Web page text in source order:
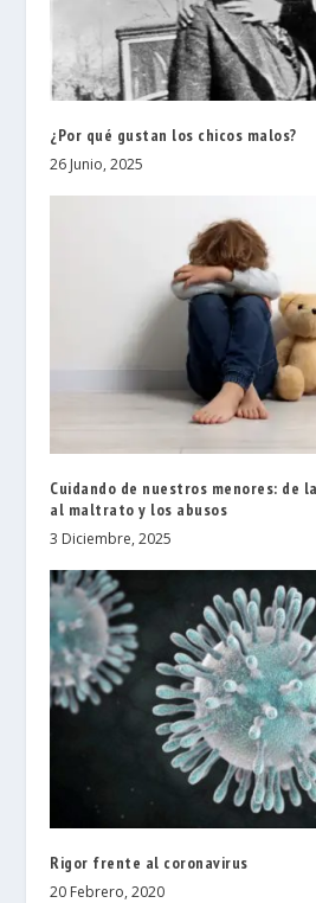
¿Por qué gustan los chicos malos?
26 Junio, 2025
Cuidando de nuestros menores: de
al maltrato y los abusos
3 Diciembre, 2025
Rigor frente al coronavirus
20 Febrero, 2020